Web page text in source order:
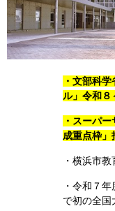
・文部科
ル」令和８
・スーパ
成重点枠」
・横浜市
・令和７
で初の全国